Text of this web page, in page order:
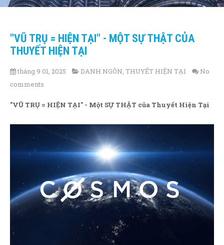
"VŨ TRỤ = HIỆN TẠI" - MỘT SỰ THẬT CỦA
THUYẾT HIỆN TẠI
tháng 9 01, 2025 DANH NGÔN, THUYẾT HIỆN TẠI
No
comments
"VŨ TRỤ = HIỆN TẠI" - Một SỰ THẬT của Thuyết Hiện Tại